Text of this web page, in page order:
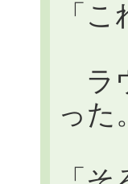
「
ラ
った。